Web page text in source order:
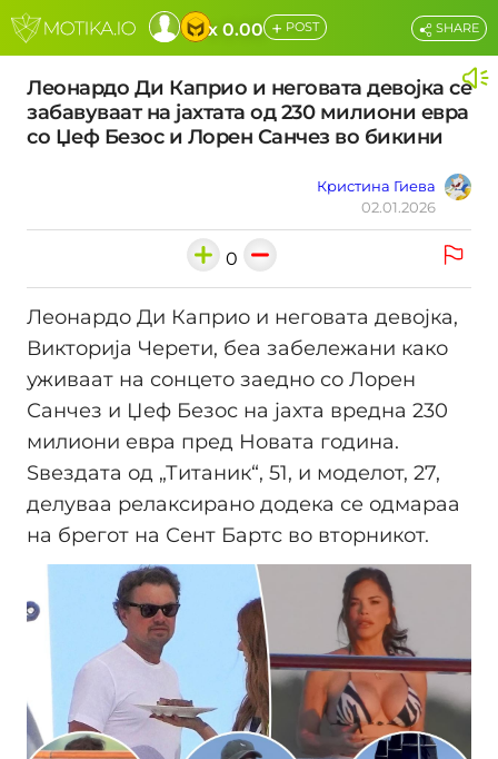
x 0.00 + POST
Леонардо Ди Каприо и неговата девојка се
забавуваат на јахтата од 230 милиони евра
со Џеф Безос и Лорен Санчез во бикини
Кристина Гиева
02.01.2026
SHARE
0
Леонардо Ди Каприо и неговата девојка,
Викторија Черети, беа забележани како
уживаат на сонцето заедно со Лорен
Санчез и Џеф Безос на јахта вредна 230
милиони евра пред Новата година.
Sвездата од „Титаник“, 51, и моделот, 27,
делуваа релаксирано додека се одмараа
на брегот на Сент Бартс во вторникот.